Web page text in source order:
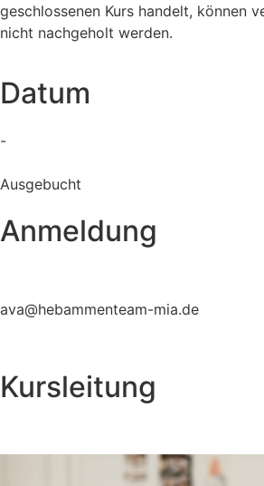
geschlossenen Kurs handelt, können
nicht nachgeholt werden.
Datum
-
Ausgebucht
Anmeldung
ava@hebammenteam-mia.de
Kursleitung